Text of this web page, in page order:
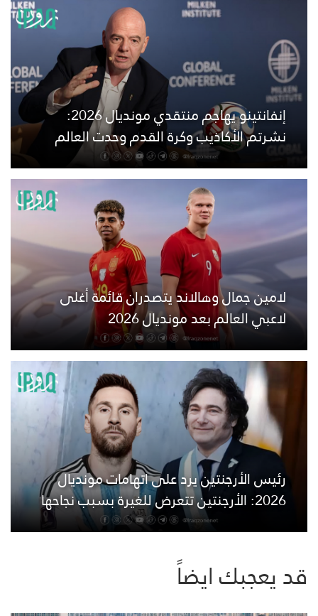
إنفانتينو يهاجم منتقدي مونديال 2026:
نشرتم الأكاذيب وكرة القدم وحدت العالم
لامين جمال وهالاند يتصدران قائمة أغلى
لاعبي العالم بعد مونديال 2026
رئيس الأرجنتين يرد على اتهامات مونديال
2026: الأرجنتين تتعرض للغيرة بسبب نجاحها
قد يعجبك ايضاً